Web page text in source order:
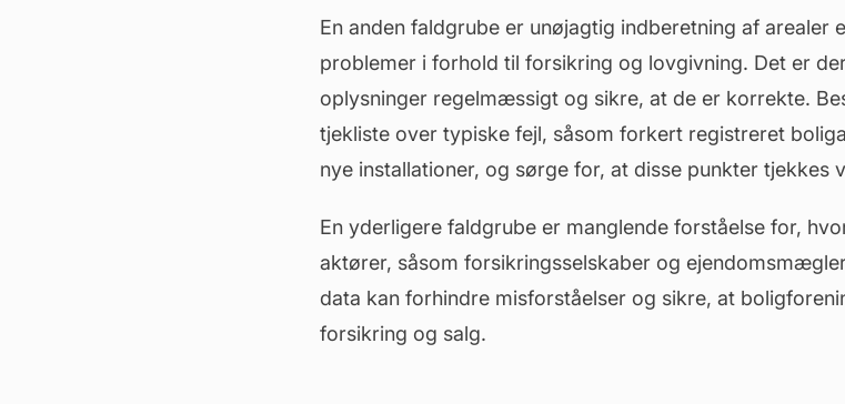
En anden faldgrube er unøjagtig indberetning af arealer
problemer i forhold til forsikring og lovgivning. Det er
oplysninger regelmæssigt og sikre, at de er korrekte.
tjekliste over typiske fejl, såsom forkert registreret
nye installationer, og sørge for, at disse punkter tjekkes
En yderligere faldgrube er manglende forståelse for,
aktører, såsom forsikringsselskaber og
data kan forhindre misforståelser og sikre, at
forsikring og salg.